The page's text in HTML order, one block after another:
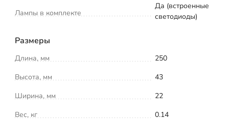
Лампы в комплекте
Да (встроенные
светодиоды)
Размеры
Длина, мм
250
Высота, мм
43
Ширина, мм
22
Вес, кг
0.14